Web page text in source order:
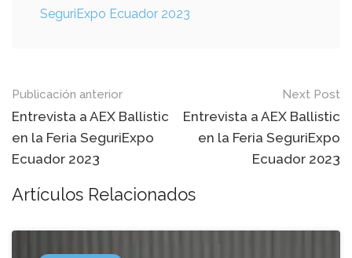
SeguriExpo Ecuador 2023
Mensaje
de
navegación
Publicación anterior
Entrevista a AEX Ballistic
en la Feria SeguriExpo
Ecuador 2023
Next Post
Entrevista a AEX Ballistic
en la Feria SeguriExpo
Ecuador 2023
Artículos Relacionados